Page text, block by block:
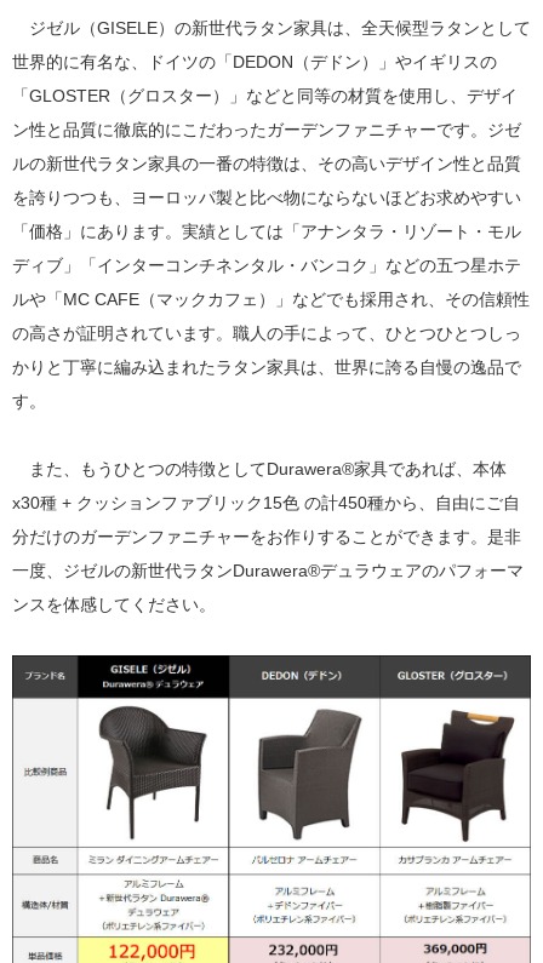
ジゼル（GISELE）の新世代ラタン家具は、全天候型ラタンとして
世界的に有名な、ドイツの「DEDON（デドン）」やイギリスの
「GLOSTER（グロスター）」などと同等の材質を使用し、デザイ
ン性と品質に徹底的にこだわったガーデンファニチャーです。ジゼ
ルの新世代ラタン家具の一番の特徴は、その高いデザイン性と品質
を誇りつつも、ヨーロッパ製と比べ物にならないほどお求めやすい
「価格」にあります。実績としては「アナンタラ・リゾート・モル
ディブ」「インターコンチネンタル・バンコク」などの五つ星ホテ
ルや「MC CAFE（マックカフェ）」などでも採用され、その信頼性
の高さが証明されています。職人の手によって、ひとつひとつしっ
かりと丁寧に編み込まれたラタン家具は、世界に誇る自慢の逸品で
す。
また、もうひとつの特徴としてDurawera®家具であれば、本体
x30種 + クッションファブリック15色 の計450種から、自由にご自
分だけのガーデンファニチャーをお作りすることができます。是非
一度、ジゼルの新世代ラタンDurawera®デュラウェアのパフォーマ
ンスを体感してください。